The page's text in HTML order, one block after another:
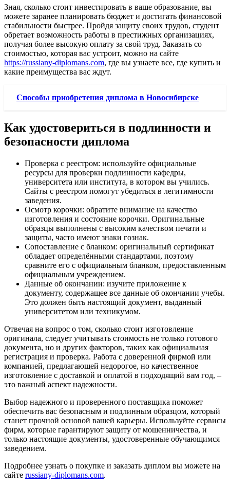
Зная, сколько стоит инвестировать в ваше образование, вы
можете заранее планировать бюджет и достигать финансовой
стабильности быстрее. Пройдя защиту своих трудов, студент
обретает возможность работы в престижных организациях,
получая более высокую оплату за свой труд. Заказать со
стоимостью, которая вас устроит, можно на сайте
https://russiany-diplomans.com, где вы узнаете все, где купить и
какие преимущества вас ждут.
Способы приобретения диплома в Новосибирске
Как удостовериться в подлинности и
безопасности диплома
Проверка с реестром: используйте официальные
ресурсы для проверки подлинности кафедры,
университета или института, в котором вы учились.
Сайты с реестром помогут убедиться в легитимности
заведения.
Осмотр корочки: обратите внимание на качество
изготовления и состояние корочки. Оригинальные
образцы выполнены с высоким качеством печати и
защиты, часто имеют знаки гознак.
Сопоставление с бланком: оригинальный сертификат
обладает определёнными стандартами, поэтому
сравните его с официальным бланком, предоставленным
официальным учреждением.
Данные об окончании: изучите приложение к
документу, содержащее все данные об окончании учебы.
Это должен быть настоящий документ, выданный
университетом или техникумом.
Отвечая на вопрос о том, сколько стоит изготовление
оригинала, следует учитывать стоимость не только готового
документа, но и других факторов, таких как официальная
регистрация и проверка. Работа с доверенной фирмой или
компанией, предлагающей недорогое, но качественное
изготовление с доставкой и оплатой в подходящий вам год, –
это важный аспект надежности.
Выбор надежного и проверенного поставщика поможет
обеспечить вас безопасным и подлинным образцом, который
станет прочной основой вашей карьеры. Используйте сервисы
фирм, которые гарантируют защиту от мошенничества, и
только настоящие документы, удостоверенные обучающимся
заведением.
Подробнее узнать о покупке и заказать диплом вы можете на
сайте russiany-diplomans.com.